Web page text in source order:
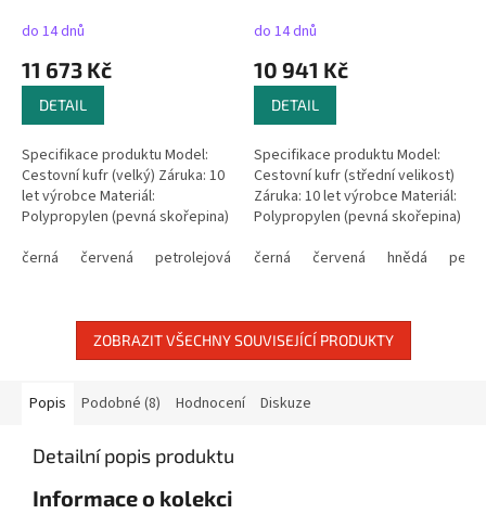
do 14 dnů
11 673 Kč
DETAIL
Specifikace produktu Model:
Cestovní kufr (velký) Záruka: 10
let výrobce Materiál:
Polypropylen (pevná skořepina)
Kapacita: 98 l Hmotnost: 2,5 kg...
černá červená petrolejová
do 14 dnů
10 941 Kč
DETAIL
Specifikace produktu Model:
Cestovní kufr (střední velikost)
Záruka: 10 let výrobce Materiál:
Polypropylen (pevná skořepina)
Kapacita: 73 l Hmotnost:...
černá červená hnědá
ZOBRAZIT VŠECHNY SOUVISEJÍCÍ PRODUKTY
Popis Podobné (8) Hodnocení Diskuze
Detailní popis produktu
Informace o kolekci